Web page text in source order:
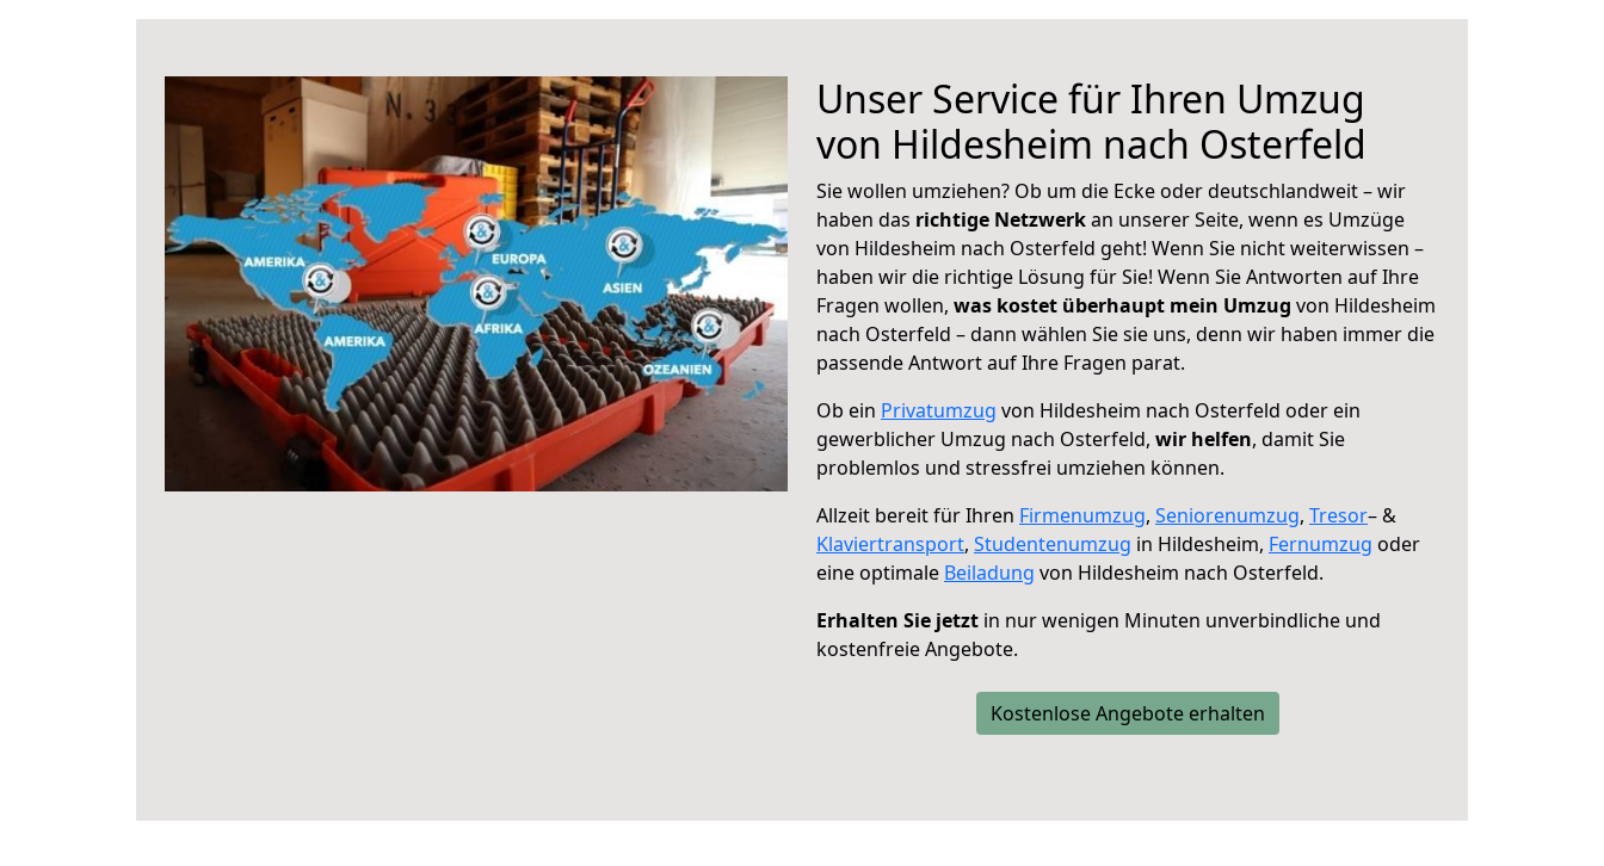
Unser Service für Ihren Umzug
von Hildesheim nach Osterfeld
Sie wollen umziehen? Ob um die Ecke oder deutschlandweit – wir
haben das richtige Netzwerkan unserer Seite, wenn es Umzüge
von Hildesheim nach Osterfeld geht! Wenn Sie nicht weiterwissen –
haben wir die richtige Lösung für Sie! Wenn Sie Antworten auf Ihre
Fragen wollen, was kostet überhaupt mein Umzug von Hildesheim
nach Osterfeld – dann wählen Sie sie uns, denn wir haben immer die
passende Antwort auf Ihre Fragen parat.
Ob ein Privatumzug von Hildesheim nach Osterfeld oder ein
gewerblicher Umzug nach Osterfeld, wir helfen, damit Sie
problemlos und stressfrei umziehen können.
Allzeit bereit für Ihren Firmenumzug, Seniorenumzug, Tresor– &
Klaviertransport, Studentenumzug in Hildesheim, Fernumzug oder
eine optimale Beiladung von Hildesheim nach Osterfeld.
Erhalten Sie jetzt in nur wenigen Minuten unverbindliche und
kostenfreie Angebote.
Kostenlose Angebote erhalten